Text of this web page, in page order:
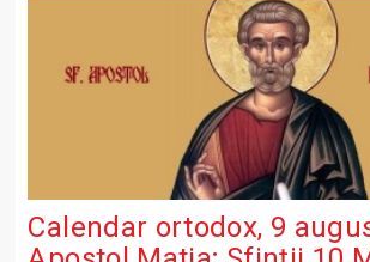
Calendar ortodox, 9